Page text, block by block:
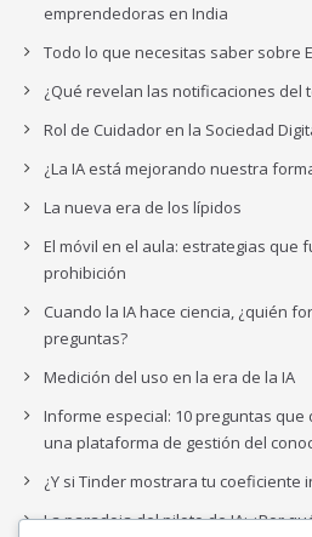
emprendedoras en India
Todo lo que necesitas saber sobre
¿Qué revelan las notificaciones del
Rol de Cuidador en la Sociedad
¿La IA está mejorando nuestra
La nueva era de los lípidos
El móvil en el aula: estrategias que
prohibición
Cuando la IA hace ciencia, ¿quién
preguntas?
Medición del uso en la era de la IA
Informe especial: 10 preguntas
una plataforma de gestión del
¿Y si Tinder mostrara tu coeficiente
La paradoja del piloto de IA: ¿Por